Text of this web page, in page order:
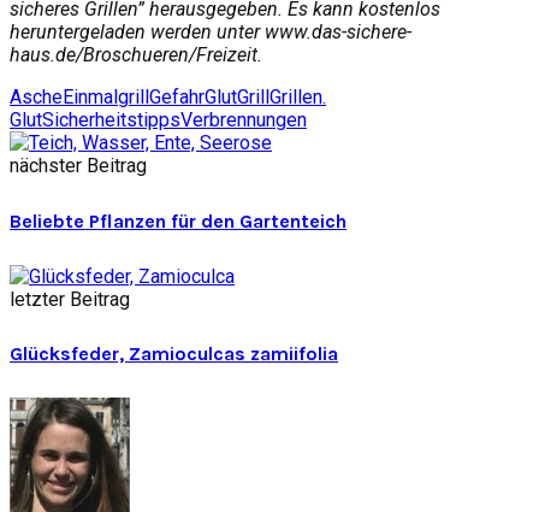
sicheres Grillen” herausgegeben. Es kann kostenlos
heruntergeladen werden unter www.das-sichere-
haus.de/Broschueren/Freizeit.
AscheEinmalgrill GefahrGlutGrill Grillen.
GlutSicherheitstippsVerbrennungen
nächster Beitrag
Beliebte Pflanzen für den Gartenteich
letzter Beitrag
Glücksfeder, Zamioculcas zamiifolia